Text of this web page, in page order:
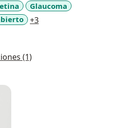
Glaucoma
+3a11y_sr_more_diseases
(1)